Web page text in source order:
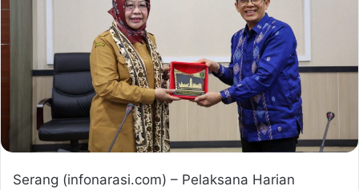
Serang (infonarasi.com) – Pelaksana Harian